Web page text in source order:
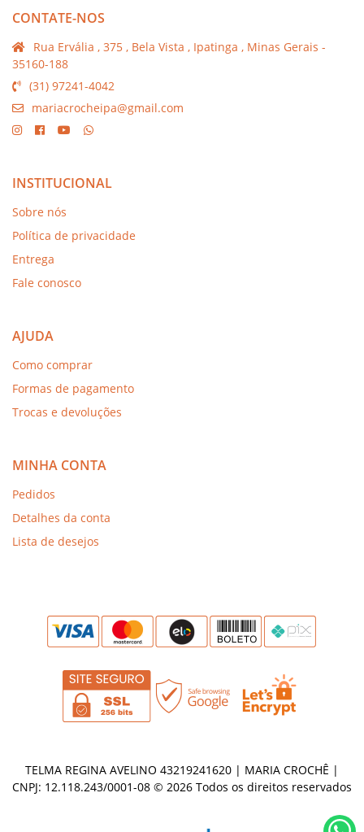
CONTATE-NOS
Rua Ervália , 375 , Bela Vista , Ipatinga , Minas Gerais -
35160-188
(31) 97241-4042
mariacrocheipa@gmail.com
INSTITUCIONAL
Sobre nós
Política de privacidade
Entrega
Fale conosco
AJUDA
Como comprar
Formas de pagamento
Trocas e devoluções
MINHA CONTA
Pedidos
Detalhes da conta
Lista de desejos
TELMA REGINA AVELINO 43219241620 | MARIA CROCHÊ |
CNPJ: 12.118.243/0001-08 © 2026 Todos os direitos reservados